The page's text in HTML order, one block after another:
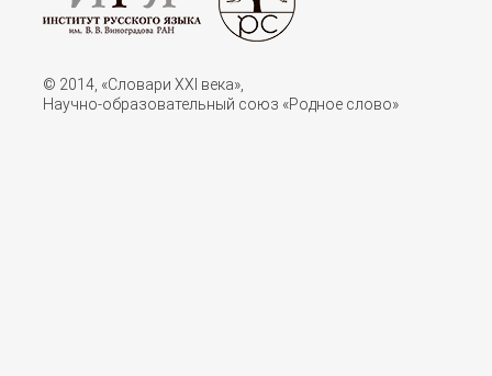
© 2014, «Словари XXI векa»,
Научно-образовательный союз «Родное слово»